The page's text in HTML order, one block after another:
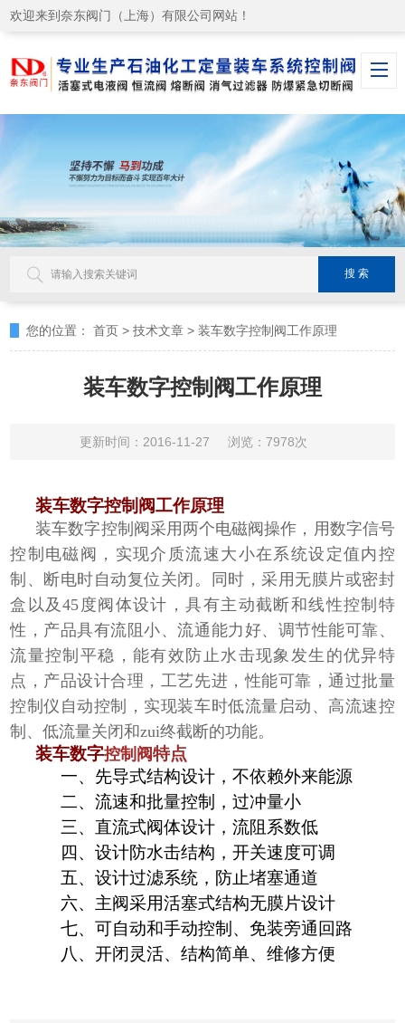
欢迎来到奈东阀门（上海）有限公司网站！
您的位置： 首页 >技术文章 >装车数字控制阀工作原理
装车数字控制阀工作原理
更新时间：2016-11-27 浏览：7978次
装车数字控制阀工作原理
装车数字控制阀采用两个电磁阀操作，用数字信号
控制电磁阀，实现介质流速大小在系统设定值内控
制、断电时自动复位关闭。同时，采用无膜片或密封
盒以及45 度阀体设计，具有主动截断和线性控制特
性，产品具有流阻小、流通能力好、调节性能可靠、
流量控制平稳，能有效防止水击现象发生的优异特
点，产品设计合理，工艺先进，性能可靠，通过批量
控制仪自动控制，实现装车时低流量启动、高流速控
制、低流量关闭和zui终截断的功能。
装车数字控制阀特点
一、先导式结构设计，不依赖外来能源
二、流速和批量控制，过冲量小
三、直流式阀体设计，流阻系数低
四、设计防水击结构，开关速度可调
五、设计过滤系统，防止堵塞通道
六、主阀采用活塞式结构无膜片设计
七、可自动和手动控制、免装旁通回路
八、开闭灵活、结构简单、维修方便